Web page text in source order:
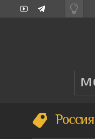
Россия